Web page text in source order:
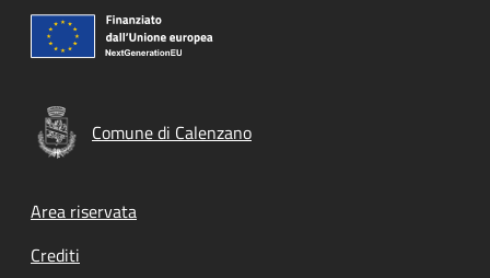
Comune di Calenzano
Footer menu
Area riservata
Crediti